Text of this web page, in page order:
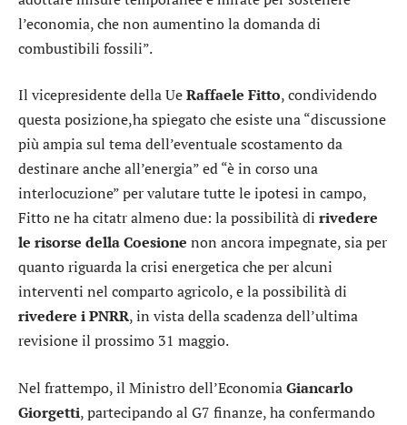
l’economia, che non aumentino la domanda di
combustibili fossili”.
Il vicepresidente della UeRaffaele Fitto, condividendo
questa posizione,ha spiegato che esiste una “discussione
più ampia sul tema dell’eventuale scostamento da
destinare anche all’energia” ed “è in corso una
interlocuzione” per valutare tutte le ipotesi in campo,
Fitto ne ha citatr almeno due: la possibilità di rivedere
le risorse della Coesione non ancora impegnate, sia per
quanto riguarda la crisi energetica che per alcuni
interventi nel comparto agricolo, e la possibilità di
rivedere i PNRR, in vista della scadenza dell’ultima
revisione il prossimo 31 maggio.
Nel frattempo, il Ministro dell’EconomiaGiancarlo
Giorgetti, partecipando al G7 finanze, ha confermando